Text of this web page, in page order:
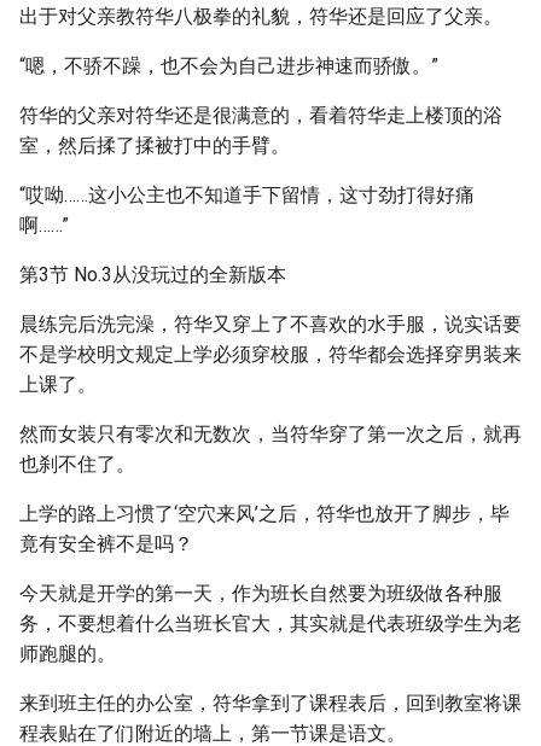
出于对父亲教符华八极拳的礼貌，符华还是回应了父亲。
“嗯，不骄不躁，也不会为自己进步神速而骄傲。”
符华的父亲对符华还是很满意的，看着符华走上楼顶的浴
室，然后揉了揉被打中的手臂。
“哎呦……这小公主也不知道手下留情，这寸劲打得好痛
啊……”
第3节 No.3从没玩过的全新版本
晨练完后洗完澡，符华又穿上了不喜欢的水手服，说实话要
不是学校明文规定上学必须穿校服，符华都会选择穿男装来
上课了。
然而女装只有零次和无数次，当符华穿了第一次之后，就再
也刹不住了。
上学的路上习惯了‘空穴来风’之后，符华也放开了脚步，毕
竟有安全裤不是吗？
今天就是开学的第一天，作为班长自然要为班级做各种服
务，不要想着什么当班长官大，其实就是代表班级学生为老
师跑腿的。
来到班主任的办公室，符华拿到了课程表后，回到教室将课
程表贴在了们附近的墙上，第一节课是语文。